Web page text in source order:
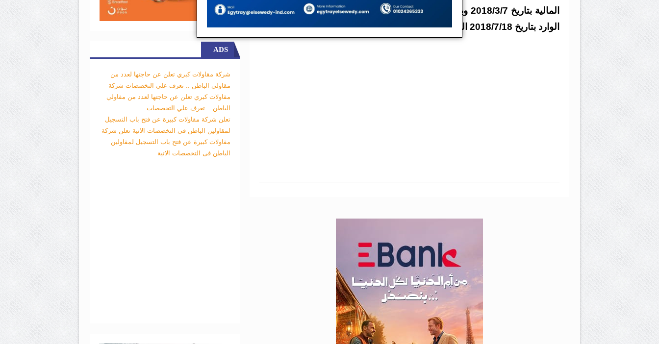
المالية بتاريخ 2018/3/7 وبنفس شروط ومواصفات أمر التوريد الاصلى والفاكس
الوارد بتاريخ 2018/7/18 المتضمن تخفيض الاسعار كما جاء بعاليه
ADS
شركة مقاولات كبري تعلن عن حاجتها لعدد من
مقاولي الباطن .. تعرف علي التخصصات شركة
مقاولات كبري تعلن عن حاجتها لعدد من مقاولي
الباطن .. تعرف علي التخصصات
تعلن شركة مقاولات كبيرة عن فتح باب التسجيل
لمقاولين الباطن فى التخصصات الاتية تعلن شركة
مقاولات كبيرة عن فتح باب التسجيل لمقاولين
الباطن فى التخصصات الاتية